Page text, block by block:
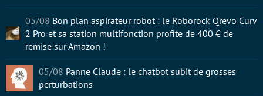
05/08 Bon plan aspirateur robot : le Roborock Qrevo Curv
2 Pro et sa station multifonction profite de 400 € de
remise sur Amazon !
05/08 Panne Claude : le chatbot subit de grosses
perturbations